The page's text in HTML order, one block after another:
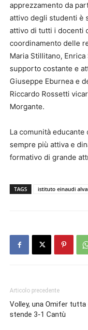
apprezzamento da
attivo degli studenti è
attivo di tutti i docenti
coordinamento delle
Maria Stillitano,
supporto costante e
Giuseppe Eburnea e
Riccardo Rossetti
Morgante.
La comunità educante
sempre più attiva e
formativo di grande
TAGS istituto einaudi
Articolo precedente
Volley, una Omifer tutta
stende 3-1 Cantù